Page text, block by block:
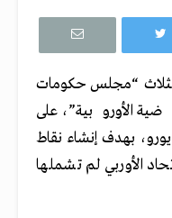
“مجلس حكومات
الأوروبية”، على
بـ 120 مليون يورو، بهدف إنشاء نقاط
الأوربي لم تشملها